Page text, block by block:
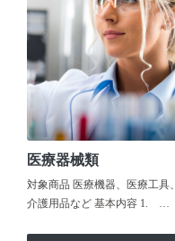
医療器械類
対象商品 医療機器、医療工具、
介護用品など 基本内容 1. …